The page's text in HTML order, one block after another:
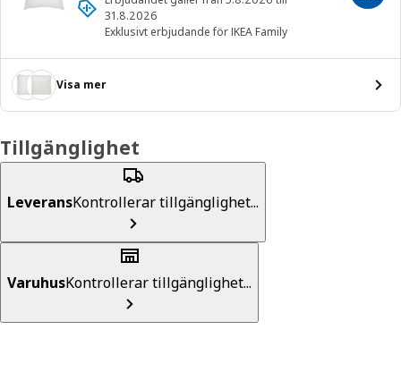
31.8.2026
Exklusivt erbjudande för IKEA Family
Visa mer
Tillgänglighet
LeveransKontrollerar tillgänglighet...
VaruhusKontrollerar tillgänglighet...